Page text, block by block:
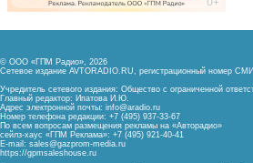
© ООО «ГПМ Радио», 2026
Сетевое издание AVTORADIO.RU, регистрационный номер СМИ
Учредитель сетевого издания: Общество с ограниченной
Главный редактор: Ипатова И.Ю.
Адрес электронной почты: info@aradio.ru
Номер телефона редакции: +7 (495) 937-33-67
По всем вопросам размещения рекламы на «Авторадио»
сейлз-хаус «ГПМ Реклама»: +7 (495) 921-40-41
E-mail: sales@gazprom-media.ru
https://gpmsaleshouse.ru